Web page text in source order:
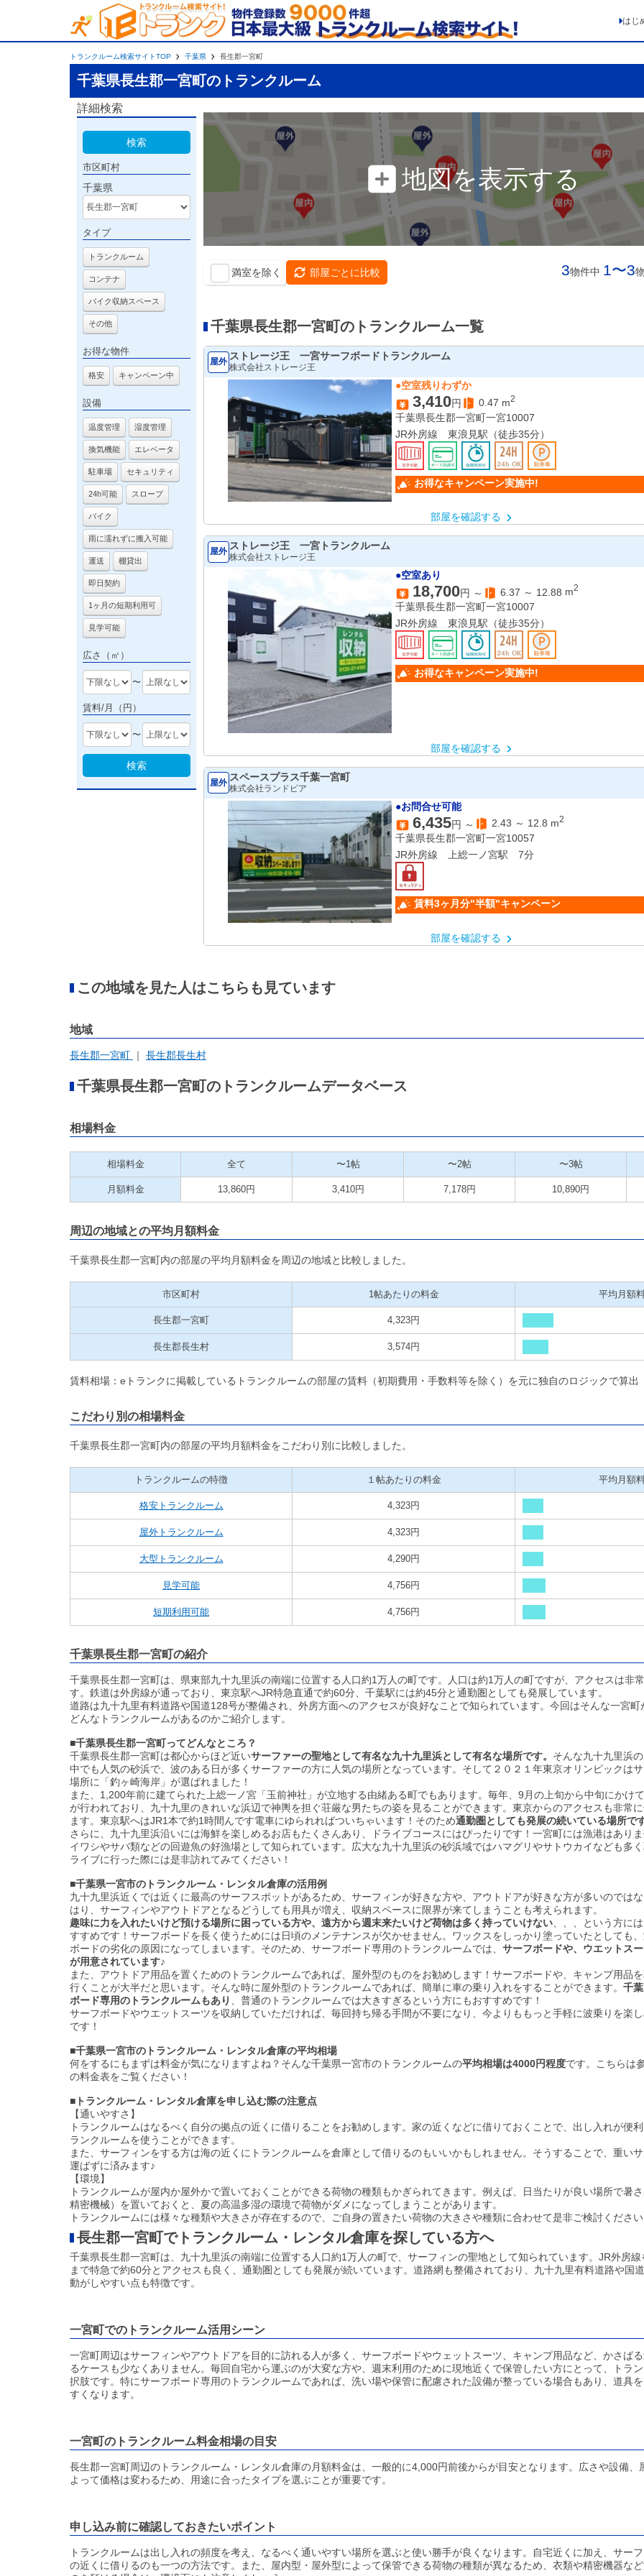
はじ
トランクルーム検索サイトTOP 千葉県 長生郡一宮町
千葉県長生郡一宮町のトランクルーム
詳細検索
検索
市区町村
千葉県
タイプ
トランクルーム
コンテナ
バイク収納スペース
その他
お得な物件
格安 キャンペーン中
設備
温度管理 湿度管理
換気機能 エレベータ
駐車場 セキュリティ
24h可能 スロープ
バイク
雨に濡れずに搬入可能
運送 棚貸出
即日契約
1ヶ月の短期利用可
見学可能
広さ（㎡）
〜
賃料/月（円）
〜
検索
地図を表示する
満室を除く 部屋ごとに比較 3物件中 1〜3
千葉県長生郡一宮町のトランクルーム一覧
屋外 ストレージ王 一宮サーフボードトランクルーム
株式会社ストレージ王
●空室残りわずか
3,410円 0.47 m2
千葉県長生郡一宮町一宮10007
JR外房線 東浪見駅（徒歩35分）
お得なキャンペーン実施中!
部屋を確認する
屋外 ストレージ王 一宮トランクルーム
株式会社ストレージ王
●空室あり
18,700円 ～ 6.37 ～ 12.88 m2
千葉県長生郡一宮町一宮10007
JR外房線 東浪見駅（徒歩35分）
お得なキャンペーン実施中!
部屋を確認する
屋外 スペースプラス千葉一宮町
株式会社ランドピア
●お問合せ可能
6,435円 ～ 2.43 ～ 12.8 m2
千葉県長生郡一宮町一宮10057
JR外房線 上総一ノ宮駅 7分
賃料3ヶ月分"半額"キャンペーン
部屋を確認する
この地域を見た人はこちらも見ています
地域
長生郡一宮町 長生郡長生村
千葉県長生郡一宮町のトランクルームデータベース
相場料金
相場料金 全て 〜1帖 〜2帖 〜3帖
月額料金 13,860円 3,410円 7,178円 10,890円
周辺の地域との平均月額料金
千葉県長生郡一宮町内の部屋の平均月額料金を周辺の地域と比較しました。
市区町村 1帖あたりの料金 平均月額
長生郡一宮町 4,323円
長生郡長生村 3,574円
賃料相場：eトランクに掲載しているトランクルームの部屋の賃料（初期費用・手数料等を除く）を元に独自のロジックで算出
こだわり別の相場料金
千葉県長生郡一宮町内の部屋の平均月額料金をこだわり別に比較しました。
トランクルームの特徴 １帖あたりの料金 平均月額
格安トランクルーム 4,323円
屋外トランクルーム 4,323円
大型トランクルーム 4,290円
見学可能 4,756円
短期利用可能 4,756円
千葉県長生郡一宮町の紹介
千葉県長生郡一宮町は、県東部九十九里浜の南端に位置する人口約1万人の町です。人口は約1万人の町ですが、アクセスは非
す。鉄道は外房線が通っており、東京駅へJR特急直通で約60分、千葉駅には約45分と通勤圏としても発展しています。
道路は九十九里有料道路や国道128号が整備され、外房方面へのアクセスが良好なことで知られています。今回はそんな一宮町
どんなトランクルームがあるのかご紹介します。
■千葉県長生郡一宮町ってどんなところ？
千葉県長生郡一宮町は都心からほど近いサーファーの聖地として有名な九十九里浜として有名な場所です。 そんな九十九里浜
中でも人気の砂浜で、波のある日が多くサーファーの方に人気の場所となっています。そして２０２１年東京オリンピックは
場所に「釣ヶ崎海岸」が選ばれました！
また、1,200年前に建てられた上総一ノ宮「玉前神社」が立地する由緒ある町でもあります。毎年、9月の上旬から中旬にかけて
が行われており、九十九里のきれいな浜辺で神輿を担ぐ荘厳な男たちの姿を見ることができます。東京からのアクセスも非常
ます。東京駅へはJR1本で約1時間んです電車にゆられればついちゃいます！そのため通勤圏としても発展の続いている場所です
さらに、九十九里浜沿いには海鮮を楽しめるお店もたくさんあり、ドライブコースにはぴったりです！一宮町には漁港はあり
イワシやサバ類などの回遊魚の好漁場として知られています。広大な九十九里浜の砂浜域ではハマグリやサトウカイなども多
ライブに行った際には是非訪れてみてください！
■千葉県一宮市のトランクルーム・レンタル倉庫の活用例
九十九里浜近くでは近くに最高のサーフスポットがあるため、サーフィンが好きな方や、アウトドアが好きな方が多いのでは
はり、サーフィンやアウトドアとなるどうしても用具が増え、収納スペースに限界が来てしまうことも考えられます。
趣味に力を入れたいけど預ける場所に困っている方や、遠方から週末来たいけど荷物は多く持っていけない、、、という方に
すすめです！サーフボードを長く使うためには日頃のメンテナンスが欠かせません。ワックスをしっかり塗っていたとしても
ボードの劣化の原因になってしまいます。そのため、サーフボード専用のトランクルームでは、 サーフボードや、ウエットス
が用意されています♪
また、アウトドア用品を置くためのトランクルームであれば、屋外型のものをお勧めします！サーフボードや、キャンプ用品
行くことが大半だと思います。そんな時に屋外型のトランクルームであれば、簡単に車の乗り入れをすることができます。 千
ボード専用のトランクルームもあり 、普通のトランクルームでは大きすぎるという方にもおすすめです！
サーフボードやウエットスーツを収納していただければ、毎回持ち帰る手間が不要になり、今よりももっと手軽に波乗りを楽
です！
■千葉県一宮市のトランクルーム・レンタル倉庫の平均相場
何をするにもまずは料金が気になりますよね？そんな千葉県一宮市のトランクルームの平均相場は4000円程度です。こちらは
の料金表をご覧ください！
■トランクルーム・レンタル倉庫を申し込む際の注意点
【通いやすさ】
トランクルームはなるべく自分の拠点の近くに借りることをお勧めします。家の近くなどに借りておくことで、出し入れが便
ランクルームを使うことができます。
また、サーフィンをする方は海の近くにトランクルームを倉庫として借りるのもいいかもしれません。そうすることで、重い
運ばずに済みます♪
【環境】
トランクルームが屋内か屋外かで置いておくことができる荷物の種類もかぎられてきます。例えば、日当たりが良い場所で暑
精密機械）を置いておくと、夏の高温多湿の環境で荷物がダメになってしまうことがあります。
トランクルームには様々な種類や大きさが存在するので、ご自身の置きたい荷物の大きさや種類に合わせて是非ご検討ください
長生郡一宮町でトランクルーム・レンタル倉庫を探している方へ
千葉県長生郡一宮町は、九十九里浜の南端に位置する人口約1万人の町で、サーフィンの聖地として知られています。JR外房
まで特急で約60分とアクセスも良く、通勤圏としても発展が続いています。道路網も整備されており、九十九里有料道路や国
動がしやすい点も特徴です。
一宮町でのトランクルーム活用シーン
一宮町周辺はサーフィンやアウトドアを目的に訪れる人が多く、サーフボードやウェットスーツ、キャンプ用品など、かさば
るケースも少なくありません。毎回自宅から運ぶのが大変な方や、週末利用のために現地近くで保管したい方にとって、トラ
択肢です。特にサーフボード専用のトランクルームであれば、洗い場や保管に配慮された設備が整っている場合もあり、道具
すくなります。
一宮町のトランクルーム料金相場の目安
長生郡一宮町周辺のトランクルーム・レンタル倉庫の月額料金は、一般的に4,000円前後からが目安となります。広さや設備、
よって価格は変わるため、用途に合ったタイプを選ぶことが重要です。
申し込み前に確認しておきたいポイント
トランクルームは出し入れの頻度を考え、なるべく通いやすい場所を選ぶと使い勝手が良くなります。自宅近くに加え、サー
の近くに借りるのも一つの方法です。また、屋内型・屋外型によって保管できる荷物の種類が異なるため、衣類や精密機器な